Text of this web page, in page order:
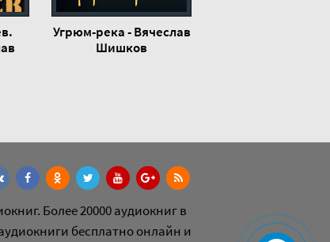
Угрюм-река - Вячеслав
Шишков
Более 20000 аудиокниг в
бесплатно онлайн и